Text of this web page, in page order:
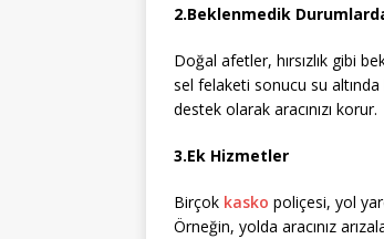
2.Beklenmedik
Doğal afetler, hırsızlık gibi
sel felaketi sonucu su altında
destek olarak aracınızı korur.
3.Ek Hizmetler
Birçok kasko poliçesi, yol
Örneğin, yolda aracınız